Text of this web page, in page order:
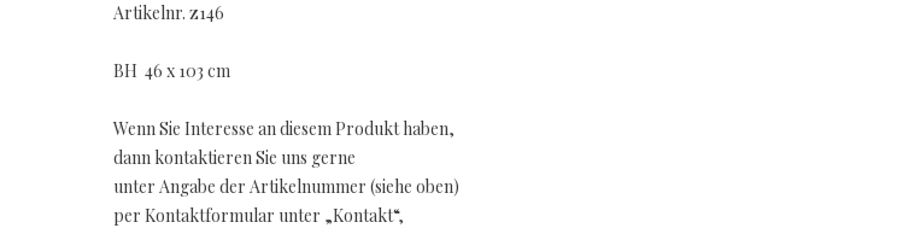
Artikelnr. z146
BH 46 x 103 cm
Wenn Sie Interesse an diesem Produkt haben,
dann kontaktieren Sie uns gerne
unter Angabe der Artikelnummer (siehe oben)
per Kontaktformular unter „Kontakt“,